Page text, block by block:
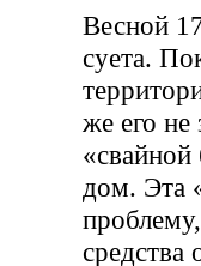
Весной
суета.
же его не
дом. Эта
средства